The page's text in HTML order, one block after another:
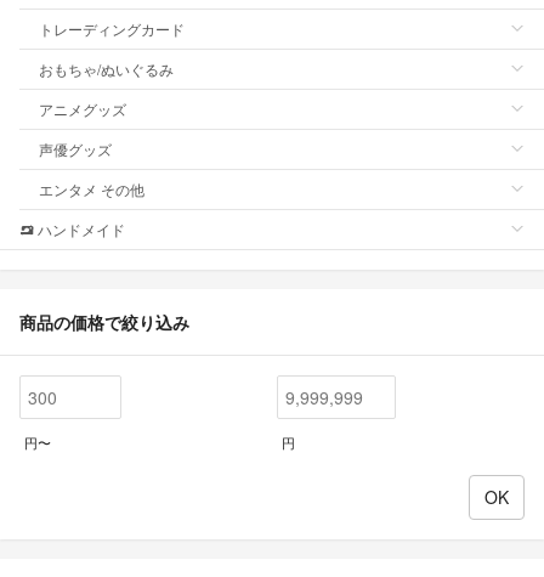
トレーディングカード
おもちゃ/ぬいぐるみ
アニメグッズ
声優グッズ
エンタメ その他
ハンドメイド
商品の価格で絞り込み
円〜 円